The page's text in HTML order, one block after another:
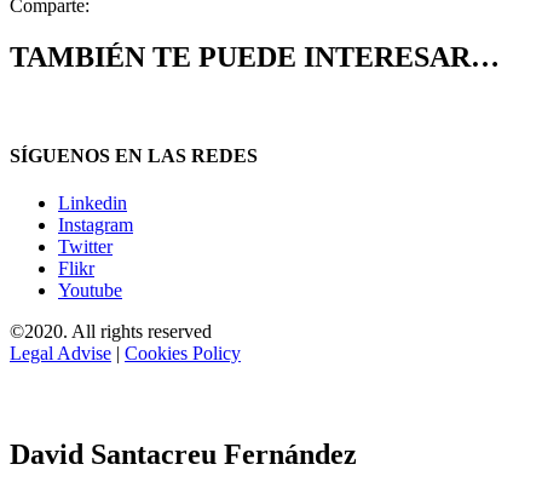
Comparte:
TAMBIÉN TE PUEDE INTERESAR…
SÍGUENOS EN LAS REDES
Linkedin
Instagram
Twitter
Flikr
Youtube
©2020. All rights reserved
Legal Advise | Cookies Policy
David Santacreu Fernández